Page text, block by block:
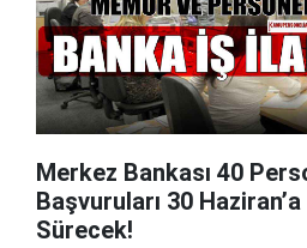
Merkez Bankası 40
Başvuruları 30
Sürecek!